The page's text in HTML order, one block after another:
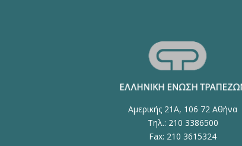
Αμερικής 21Α, 106 72 Αθήνα
Τηλ.: 210 3386500
Fax: 210 3615324